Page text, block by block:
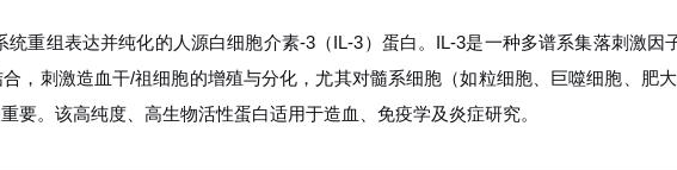
统重组表达并纯化的人源白细胞介素-3（IL-3）蛋白。IL-3是一种多谱系集落刺激因
，刺激造血干/祖细胞的增殖与分化，尤其对髓系细胞（如粒细胞、巨噬细胞、肥
要。该高纯度、高生物活性蛋白适用于造血、免疫学及炎症研究。